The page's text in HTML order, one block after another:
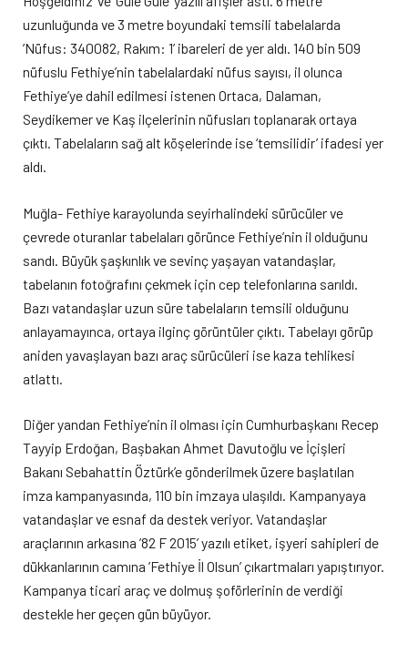
uzunluğunda ve 3 metre boyundaki temsili tabelalarda
’Nüfus: 340082, Rakım: 1’ ibareleri de yer aldı. 140 bin 509
nüfuslu Fethiye’nin tabelalardaki nüfus sayısı, il olunca
Fethiye’ye dahil edilmesi istenen Ortaca, Dalaman,
Seydikemer ve Kaş ilçelerinin nüfusları toplanarak ortaya
çıktı. Tabelaların sağ alt köşelerinde ise ‘temsilidir’ ifadesi yer
aldı.
Muğla- Fethiye karayolunda seyirhalindeki sürücüler ve
çevrede oturanlar tabelaları görünce Fethiye’nin il olduğunu
sandı. Büyük şaşkınlık ve sevinç yaşayan vatandaşlar,
tabelanın fotoğrafını çekmek için cep telefonlarına sarıldı.
Bazı vatandaşlar uzun süre tabelaların temsili olduğunu
anlayamayınca, ortaya ilginç görüntüler çıktı. Tabelayı görüp
aniden yavaşlayan bazı araç sürücüleri ise kaza tehlikesi
atlattı.
Diğer yandan Fethiye’nin il olması için Cumhurbaşkanı Recep
Tayyip Erdoğan, Başbakan Ahmet Davutoğlu ve İçişleri
Bakanı Sebahattin Öztürk’e gönderilmek üzere başlatılan
imza kampanyasında, 110 bin imzaya ulaşıldı. Kampanyaya
vatandaşlar ve esnaf da destek veriyor. Vatandaşlar
araçlarının arkasına ’82 F 2015’ yazılı etiket, işyeri sahipleri de
dükkanlarının camına ’Fethiye İl Olsun’ çıkartmaları yapıştırıyor.
Kampanya ticari araç ve dolmuş şoförlerinin de verdiği
destekle her geçen gün büyüyor.